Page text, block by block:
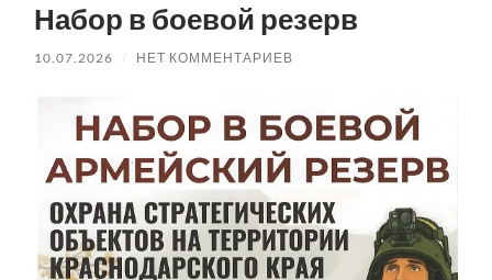
Набор в боевой резерв
10.07.2026 / НЕТ КОММЕНТАРИЕВ